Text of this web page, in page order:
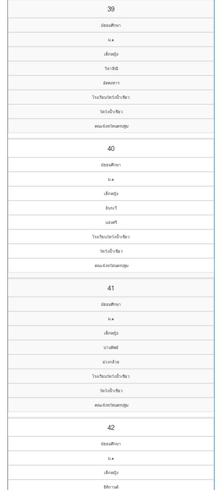
39
มัธยมศึกษา
ม.๑
เด็กหญิง
วิลาสิณี
อัตคงหาร
โรงเรียนวัดวังน้ำเขียว
วัดวังน้ำเขียว
คณะจังหวัดนครปฐม
40
มัธยมศึกษา
ม.๑
เด็กหญิง
อินระวี
แสงศรี
โรงเรียนวัดวังน้ำเขียว
วัดวังน้ำเขียว
คณะจังหวัดนครปฐม
41
มัธยมศึกษา
ม.๑
เด็กหญิง
ปานทิพย์
ม่วงกล้วย
โรงเรียนวัดวังน้ำเขียว
วัดวังน้ำเขียว
คณะจังหวัดนครปฐม
42
มัธยมศึกษา
ม.๑
เด็กหญิง
ธิติกานต์